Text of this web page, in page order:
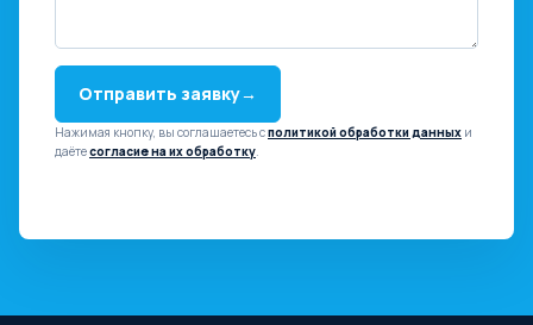
Отправить заявку→
Нажимая кнопку, вы соглашаетесь сполитикой обработки данных и
даётесогласие на их обработку.